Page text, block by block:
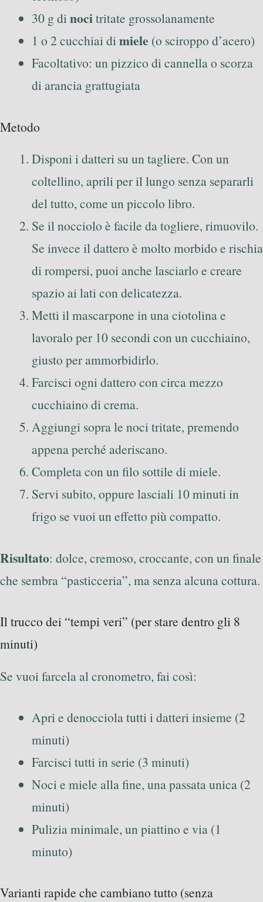
30 g dinocitritate grossolanamente
1 o 2 cucchiai dimiele (o sciroppo d’acero)
Facoltativo: un pizzico di cannella o scorza
di arancia grattugiata
Metodo
Disponi i datteri su un tagliere. Con un
coltellino, aprili per il lungo senza separarli
del tutto, come un piccolo libro.
Se il nocciolo è facile da togliere, rimuovilo.
Se invece il dattero è molto morbido e rischia
di rompersi, puoi anche lasciarlo e creare
spazio ai lati con delicatezza.
Metti il mascarpone in una ciotolina e
lavoralo per 10 secondi con un cucchiaino,
giusto per ammorbidirlo.
Farcisci ogni dattero con circa mezzo
cucchiaino di crema.
Aggiungi sopra le noci tritate, premendo
appena perché aderiscano.
Completa con un filo sottile di miele.
Servi subito, oppure lasciali 10 minuti in
frigo se vuoi un effetto più compatto.
Risultato: dolce, cremoso, croccante, con un finale
che sembra “pasticceria”, ma senza alcuna cottura.
Il trucco dei “tempi veri” (per stare dentro gli 8
minuti)
Se vuoi farcela al cronometro, fai così:
Apri e denocciola tutti i datteri insieme (2
minuti)
Farcisci tutti in serie (3 minuti)
Noci e miele alla fine, una passata unica (2
minuti)
Pulizia minimale, un piattino e via (1
minuto)
Varianti rapide che cambiano tutto (senza